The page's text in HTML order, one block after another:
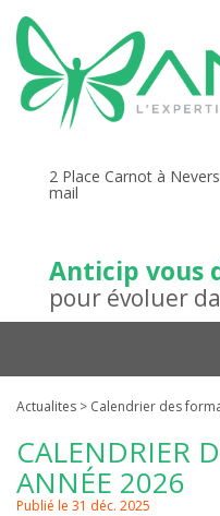
2 Place Carnot à Nevers
mail
Anticip vous
pour évoluer
Actualites > Calendrier des
CALENDRIER
ANNÉE 2026
Publié le 31 déc. 2025